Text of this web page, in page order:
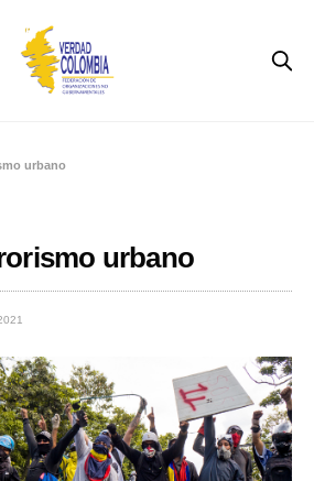
urbano
urbano